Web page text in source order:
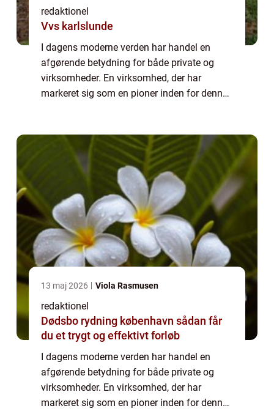
redaktionel
Vvs karlslunde
I dagens moderne verden har handel en
afgørende betydning for både private og
virksomheder. En virksomhed, der har
markeret sig som en pioner inden for denne
etableringen af deres e...
13 maj 2026 Viola Rasmusen
redaktionel
Dødsbo rydning københavn sådan får
du et trygt og effektivt forløb
I dagens moderne verden har handel en
afgørende betydning for både private og
virksomheder. En virksomhed, der har
markeret sig som en pioner inden for denne